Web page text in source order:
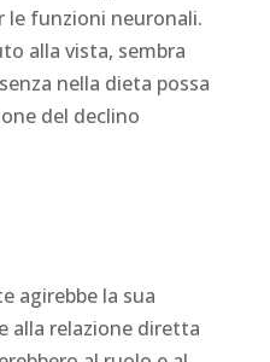
le funzioni neuronali.
alla vista, sembra
nella dieta possa
del declino
agirebbe la sua
alla relazione diretta